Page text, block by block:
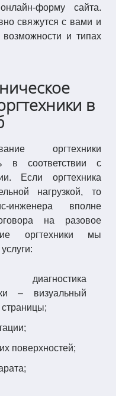
форму сайта.
свяжутся с вами и
и типах
в
оргтехники
в соответствии с
Если оргтехника
нагрузкой, то
инженера вполне
на разовое
оргтехники мы
диагностика
– визуальный
страницы;
поверхностей;